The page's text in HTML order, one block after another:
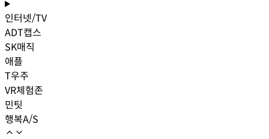
인터넷/TV
ADT캡스
SK매직
애플
T우주
VR체험존
민팃
행복A/S